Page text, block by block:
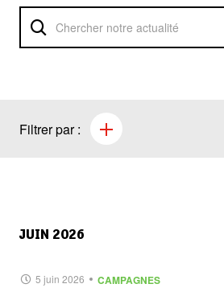
Filtrer par :
JUIN 2026
5 juin 2026 CAMPAGNES